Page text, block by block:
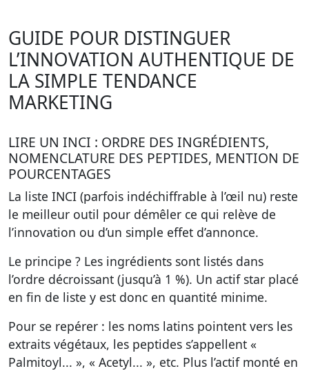
GUIDE POUR DISTINGUER
L’INNOVATION AUTHENTIQUE DE
LA SIMPLE TENDANCE
MARKETING
LIRE UN INCI : ORDRE DES INGRÉDIENTS,
NOMENCLATURE DES PEPTIDES, MENTION DE
POURCENTAGES
La liste INCI (parfois indéchiffrable à l’œil nu) reste
le meilleur outil pour démêler ce qui relève de
l’innovation ou d’un simple effet d’annonce.
Le principe ? Les ingrédients sont listés dans
l’ordre décroissant (jusqu’à 1 %). Un actif star placé
en fin de liste y est donc en quantité minime.
Pour se repérer : les noms latins pointent vers les
extraits végétaux, les peptides s’appellent «
Palmitoyl... », « Acetyl... », etc. Plus l’actif monté en